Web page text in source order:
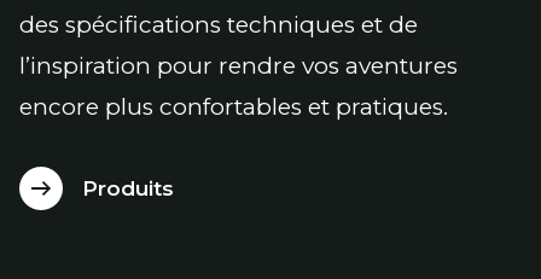
des spécifications techniques et de
l’inspiration pour rendre vos aventures
encore plus confortables et pratiques.
Produits